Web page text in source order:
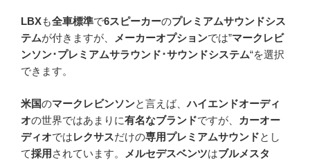
LBXも全車標準で6スピーカーのプレミアムサウンドシス
テムが付きますが、 メーカーオプションでは”マークレビ
ンソン･プレミアムサラウンド･サウンドシステム“を選択
できます。
米国のマークレビンソンと言えば、ハイエンドオーディ
オの世界ではあまりに有名なブランドですが、
カーオー
ディオではレクサスだけの専用プレミアムサウンドとし
て採用 されています。 メルセデスベンツはブルメスタ